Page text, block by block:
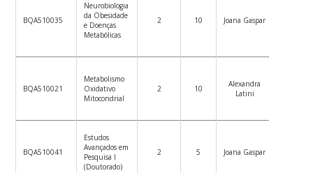
BQA510035
Neurobiologia
da Obesidade
e Doenças
Metabólicas
2 10 Joana Gaspar
BQA510021
Metabolismo
Oxidativo
Mitocondrial
2 10
Alexandra
Latini
BQA510041
Estudos
Avançados em
Pesquisa I
(Doutorado)
2 5 Joana Gaspar